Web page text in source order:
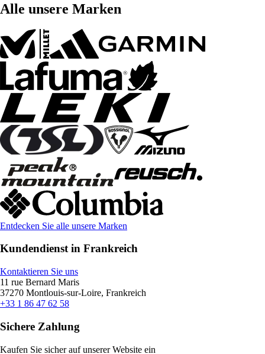
Alle unsere Marken
Entdecken Sie alle unsere Marken
Kundendienst in Frankreich
Kontaktieren Sie uns
11 rue Bernard Maris
37270 Montlouis-sur-Loire, Frankreich
+33 1 86 47 62 58
Sichere Zahlung
Kaufen Sie sicher auf unserer Website ein